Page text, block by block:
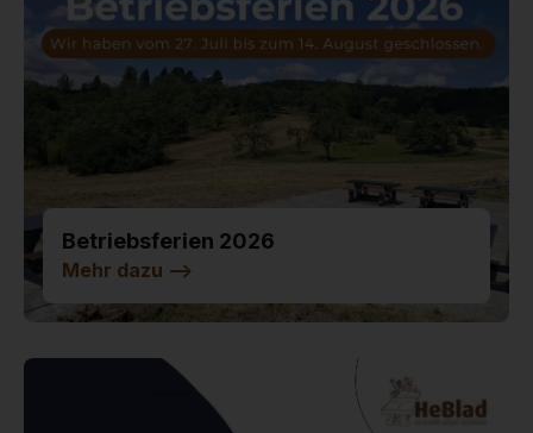
Betriebsferien 2026
Mehr dazu -->